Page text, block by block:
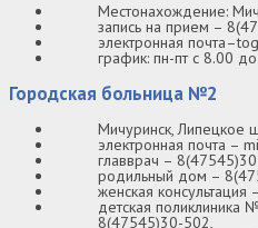
Местонахождение:
запись на прием –
электронная
график: пн-пт с 8.00
Городская больница №2
Мичуринск, Липецкое
электронная почта –
главврач –
родильный дом –
женская
детская поликлиника
8(47545)30-502,